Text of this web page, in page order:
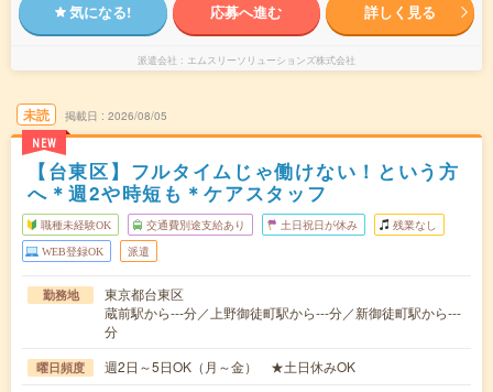
気になる! 応募へ進む 詳しく見る
派遣会社 エムスリーソリューションズ株式会社
未読
NEW
掲載日 2026/08/05
【台東区】フルタイムじゃ働けない！という方
へ＊週2や時短も＊ケアスタッフ
職種未経験OK 交通費別途支給あり 土日祝日が休み 残業なし
WEB登録OK 派遣
勤務地
東京都台東区
蔵前駅から---分／上野御徒町駅から---分／新御徒町駅から---
分
曜日頻度 週2日～5日OK（月～金） ★土日休みOK